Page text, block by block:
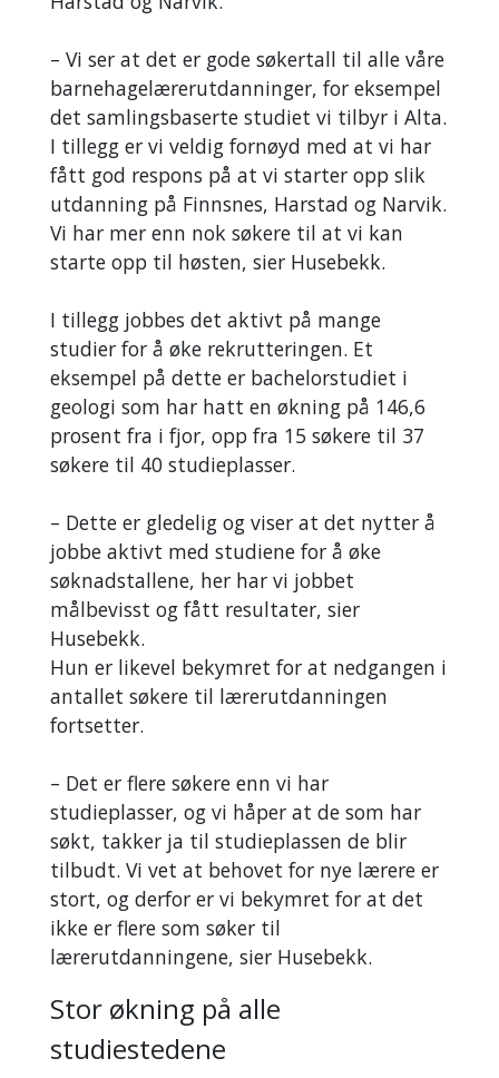
– Vi ser at det er gode søkertall til alle våre
barnehagelærerutdanninger, for eksempel
det samlingsbaserte studiet vi tilbyr i Alta.
I tillegg er vi veldig fornøyd med at vi har
fått god respons på at vi starter opp slik
utdanning på Finnsnes, Harstad og Narvik.
Vi har mer enn nok søkere til at vi kan
starte opp til høsten, sier Husebekk.
I tillegg jobbes det aktivt på mange
studier for å øke rekrutteringen. Et
eksempel på dette er bachelorstudiet i
geologi som har hatt en økning på 146,6
prosent fra i fjor, opp fra 15 søkere til 37
søkere til 40 studieplasser.
– Dette er gledelig og viser at det nytter å
jobbe aktivt med studiene for å øke
søknadstallene, her har vi jobbet
målbevisst og fått resultater, sier
Husebekk.
Hun er likevel bekymret for at nedgangen i
antallet søkere til lærerutdanningen
fortsetter.
– Det er flere søkere enn vi har
studieplasser, og vi håper at de som har
søkt, takker ja til studieplassen de blir
tilbudt. Vi vet at behovet for nye lærere er
stort, og derfor er vi bekymret for at det
ikke er flere som søker til
lærerutdanningene, sier Husebekk.
Stor økning på alle
studiestedene